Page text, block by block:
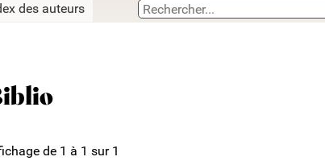
des auteurs
de 1 à 1 sur 1